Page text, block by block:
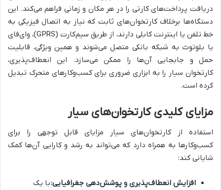
دریافت پرداخت‌های کارتی را در هر مکان و زمانی فراهم می‌کند. این
دستگاه‌ها برخلاف کارتخوان‌های ثابت که نیاز به اتصال فیزیکی به
خط تلفن یا اینترنت کابلی دارند، از طریق سیم‌کارت (GPRS)، وای‌فای
یا بلوتوث به شبکه بانکی متصل می‌شوند و همین ویژگی، قابلیت
حمل و جابجایی آن‌ها را ممکن می‌سازد. این انعطاف‌پذیری،
کارتخوان سیار را به ابزاری ضروری برای کسب‌وکارهای متحرک تبدیل
کرده است.
مزایای کلیدی کارتخوان‌های سیار
استفاده از کارتخوان‌های سیار مزایای قابل توجهی را برای
کسب‌وکارها به همراه دارد که می‌تواند به رشد و کارایی آن‌ها کمک
شایانی کند:
افزایش انعطاف‌پذیری و پوشش‌دهی جغرافیایی:با یک